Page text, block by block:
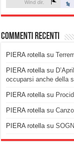
Commenti recenti
PIERA rotellasu
PIERA rotellasu
occuparsi anche della
PIERA rotellasu
PIERA rotellasu
PIERA rotellasu